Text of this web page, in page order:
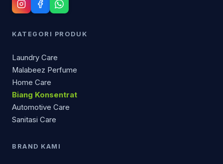
KATEGORI PRODUK
Laundry Care
Malabeez Perfume
Home Care
Biang Konsentrat
Automotive Care
Sanitasi Care
BRAND KAMI